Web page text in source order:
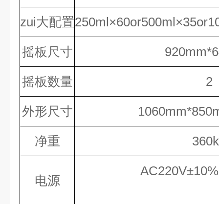
zui大配置250ml×60or500ml×
摇板尺寸
摇板数量 2
外形尺寸 1060mm*850
净重
电源